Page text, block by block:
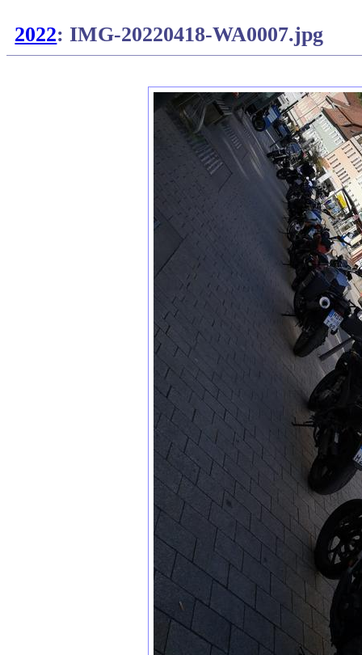
2022: IMG-20220418-WA0007.jpg